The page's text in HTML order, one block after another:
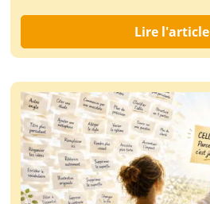
Lire l'article